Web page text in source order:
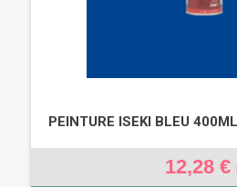
PEINTURE ISEKI BLEU
12,28 €